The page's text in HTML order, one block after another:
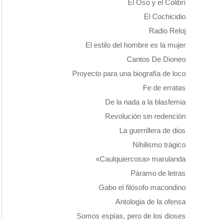
El Oso y el Colibrí
El Cochicidio
Radio Reloj
El estilo del hombre es la mujer
Cantos De Dioneo
Proyecto para una biografía de loco
Fe de erratas
De la nada a la blasfemia
Revolución sin redención
La guerrillera de dios
Nihilismo trágico
«Caulquiercosa» marulanda
Páramo de letras
Gabo el filósofo macondino
Antologia de la ofensa
Somos espías, pero de los dioses